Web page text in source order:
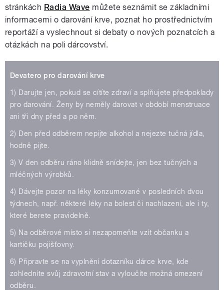
stránkách Radia Wave můžete seznámit se základními
informacemi o darování krve, poznat ho prostřednictvím
reportáží a vyslechnout si debaty o nových poznatcích a
otázkách na poli dárcovství.
Devatero pro darování krve
1) Darujte jen, pokud se cítíte zdraví a splňujete předpoklady
pro darování. Ženy by neměly darovat v období menstruace
ani tři dny před a po něm.
2) Den před odběrem nepijte alkohol a nejezte tučná jídla,
hodně pijte.
3) V den odběru ráno klidně snídejte, jen bez tučných a
mléčných výrobků.
4) Dávejte pozor na léky konzumované v posledních dvou
týdnech, např. některé léky na bolest či nachlazení, ale i ty,
které berete pravidelně.
5) Na odběrové místo si nezapomeňte vzít občanku a
kartičku pojišťovny.
6) Připravte se na vyplnění dotazníku dárce krve, kde
zohledníte svůj zdravotní stav a vyloučíte možná omezení
odběru.